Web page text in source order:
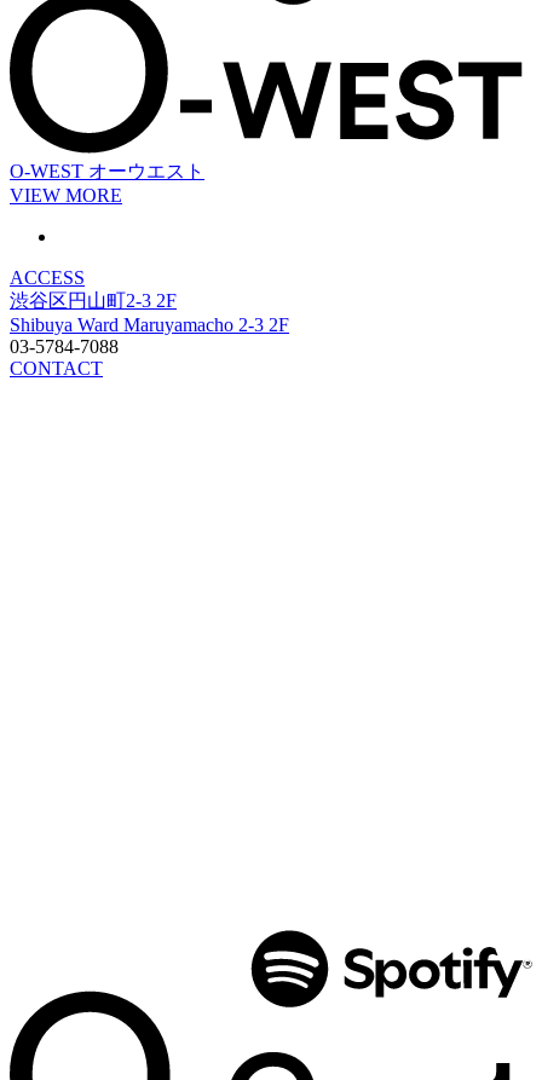
O-WEST オーウエスト
VIEW MORE
ACCESS
渋谷区円山町2-3 2F
Shibuya Ward Maruyamacho 2-3 2F
03-5784-7088
CONTACT